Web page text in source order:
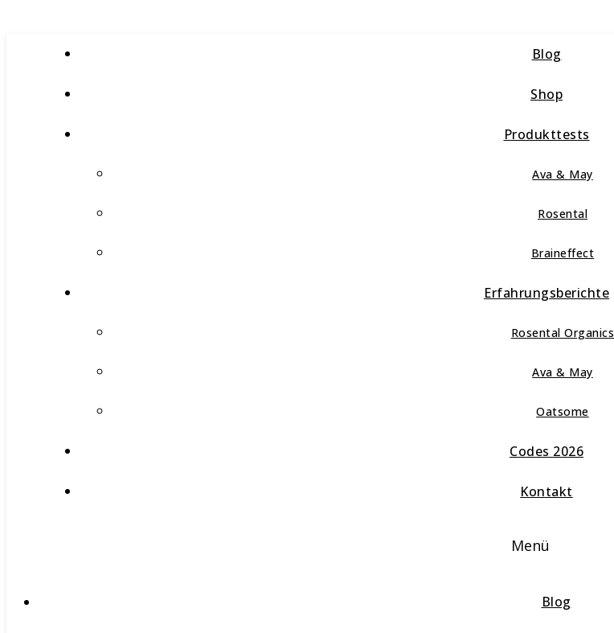
Blog
Shop
Produkttests
Ava & May
Rosental
Braineffect
Erfahrungsberichte
Rosental Organics
Ava & May
Oatsome
Codes 2026
Kontakt
Menü
Blog